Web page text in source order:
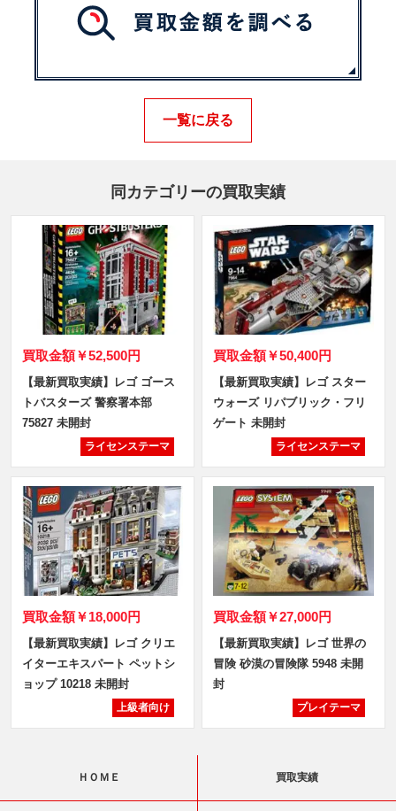
一覧に戻る
同カテゴリーの買取実績
買取金額￥52,500円
【最新買取実績】レゴ ゴース
トバスターズ 警察署本部
75827 未開封
ライセンステーマ
買取金額￥50,400円
【最新買取実績】レゴ スター
ウォーズ リパブリック・フリ
ゲート 未開封
ライセンステーマ
買取金額￥18,000円
【最新買取実績】レゴ クリエ
イターエキスパート ペットシ
ョップ 10218 未開封
上級者向け
買取金額￥27,000円
【最新買取実績】レゴ 世界の
冒険 砂漠の冒険隊 5948 未開
封
プレイテーマ
ＨＯＭＥ 買取実績